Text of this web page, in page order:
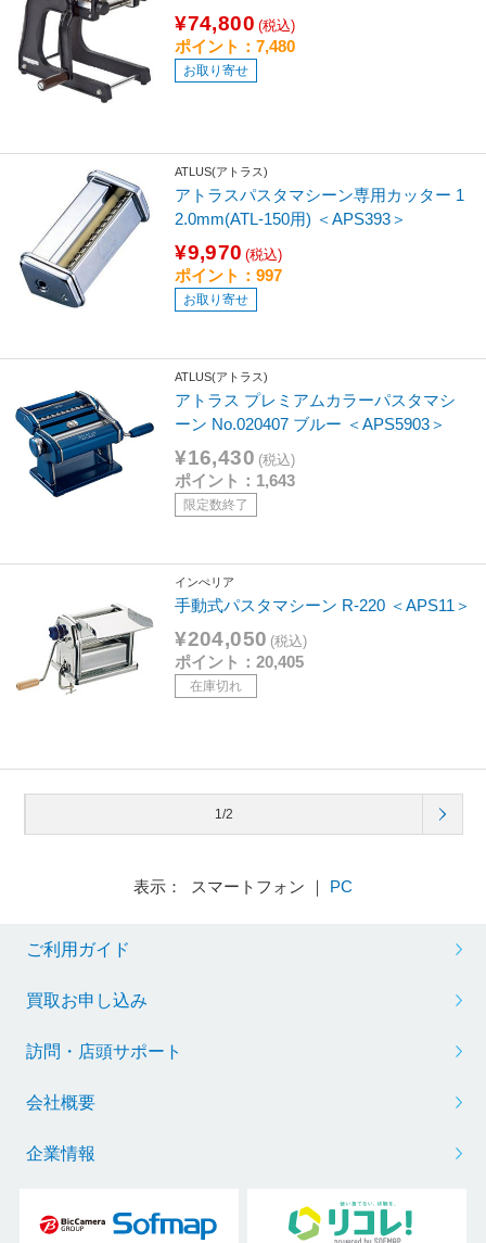
¥74,800 (税込)
ポイント：7,480
お取り寄せ
ATLUS(アトラス)
アトラスパスタマシーン専用カッター 1
2.0mm(ATL-150用) ＜APS393＞
¥9,970 (税込)
ポイント：997
お取り寄せ
ATLUS(アトラス)
アトラス プレミアムカラーパスタマシ
ーン No.020407 ブルー ＜APS5903＞
¥16,430 (税込)
ポイント：1,643
限定数終了
インぺリア
手動式パスタマシーン R-220 ＜APS11＞
¥204,050 (税込)
ポイント：20,405
在庫切れ
1/2
表示： スマートフォン ｜ PC
ご利用ガイド
買取お申し込み
訪問・店頭サポート
会社概要
企業情報